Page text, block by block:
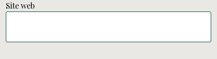
Site web